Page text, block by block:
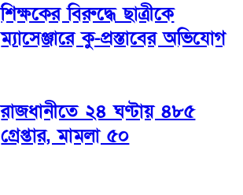
শিক্ষকের বিরুদ্ধে ছাত্রীকে
ম্যাসেঞ্জারে কু-প্রস্তাবের অভিযোগ
রাজধানীতে ২৪ ঘণ্টায় ৪৮৫
গ্রেপ্তার, মামলা ৫০